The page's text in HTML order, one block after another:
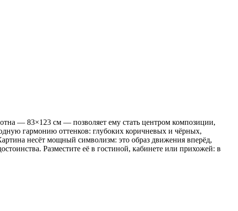
— 83×123 см — позволяет ему стать центром композиции,
гармонию оттенков: глубоких коричневых и чёрных,
несёт мощный символизм: это образ движения вперёд,
Разместите её в гостиной, кабинете или прихожей: в